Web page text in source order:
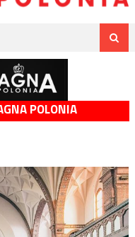
POLONIA